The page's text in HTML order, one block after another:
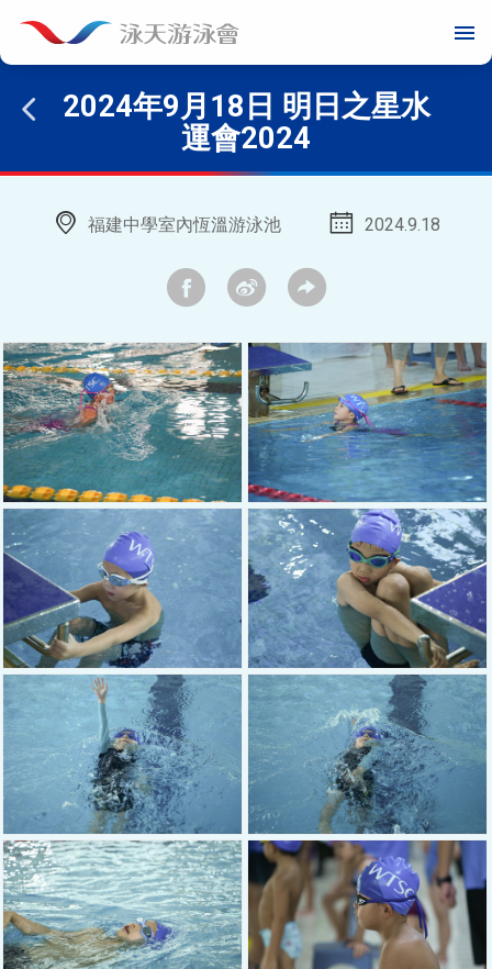
menu
2024年9月18日 明日之星水
運會2024
福建中學室內恆溫游泳池 2024.9.18